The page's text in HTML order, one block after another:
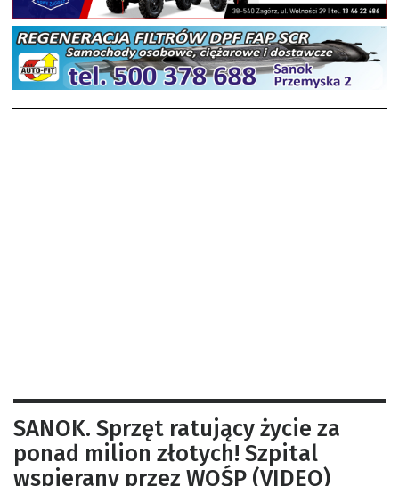
SANOK. Sprzęt ratujący życie za
ponad milion złotych! Szpital
wspierany przez WOŚP (VIDEO)